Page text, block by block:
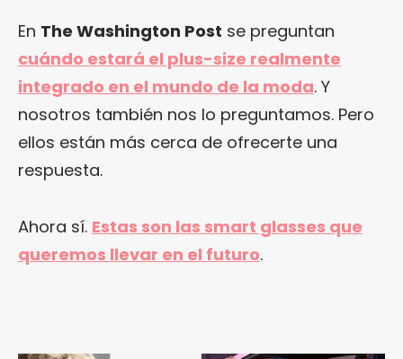
En The Washington Post se preguntan
cuándo estará el plus-size realmente
integrado en el mundo de la moda. Y
nosotros también nos lo preguntamos. Pero
ellos están más cerca de ofrecerte una
respuesta.
Ahora sí. Estas son las smart glasses que
queremos llevar en el futuro.